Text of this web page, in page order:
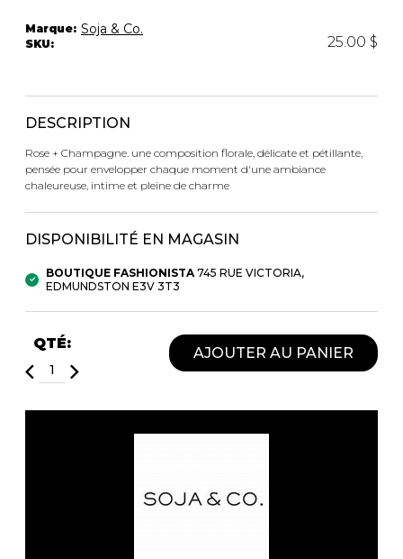
Marque: Soja & Co.
SKU: 25.00 $
DESCRIPTION
Rose + Champagne. une composition florale, délicate et pétillante,
pensée pour envelopper chaque moment d'une ambiance
chaleureuse, intime et pleine de charme
DISPONIBILITÉ EN MAGASIN
BOUTIQUE FASHIONISTA745 RUE VICTORIA,
EDMUNDSTON E3V 3T3
QTÉ:
AJOUTER AU PANIER